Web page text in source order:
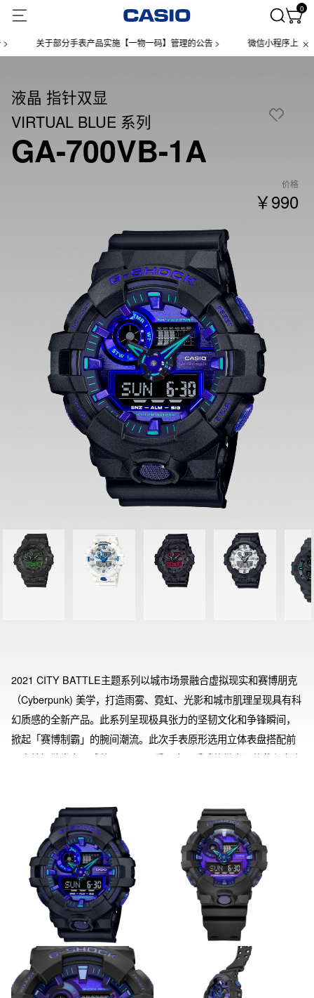
0
关于部分手表产品实施【一物一码】管理的公告 > 微信小程序上线售
液晶 指针双显
VIRTUAL BLUE 系列
GA-700VB-1A
价格
￥990
2021 CITY BATTLE主题系列以城市场景融合虚拟现实和赛博朋克
（Cyberpunk) 美学，打造雨雾、霓虹、光影和城市肌理呈现具有科
幻质感的全新产品。此系列呈现极具张力的坚韧文化和争锋瞬间，
掀起「赛博制霸」的腕间潮流。此次手表原形选用立体表盘搭配前
置大按钮散发力量感的GA-700。采用金属质感的带光泽的蓝色为表